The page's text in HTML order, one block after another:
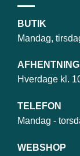
BUTIK
Mandag,
Hverdage kl.
TELEFON
Mandag -
WEBSHOP